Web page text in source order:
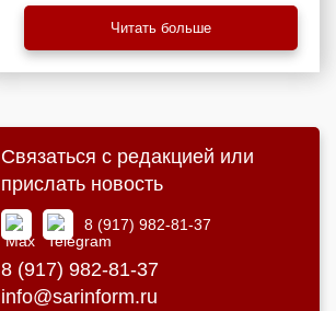
Читать больше
Связаться с редакцией или
прислать новость
8 (917) 982-81-37
8 (917) 982-81-37
info@sarinform.ru